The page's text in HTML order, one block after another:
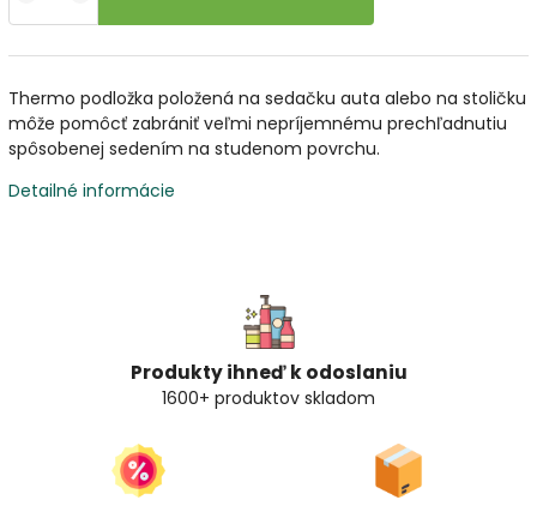
Thermo podložka položená na sedačku auta alebo na stoličku
môže pomôcť zabrániť veľmi nepríjemnému prechľadnutiu
spôsobenej sedením na studenom povrchu.
Detailné informácie
Produkty ihneď k odoslaniu
1600+ produktov skladom